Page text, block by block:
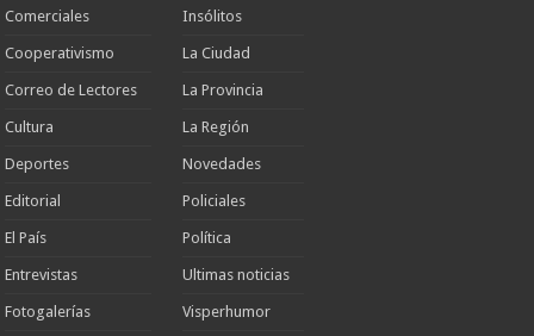
Comerciales
Cooperativismo
Correo de Lectores
Cultura
Deportes
Editorial
El País
Entrevistas
Fotogalerías
Insólitos
La Ciudad
La Provincia
La Región
Novedades
Policiales
Política
Ultimas noticias
Visperhumor